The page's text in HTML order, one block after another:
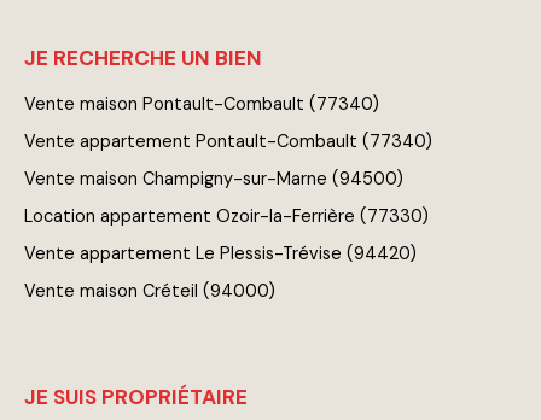
JE RECHERCHE UN BIEN
Vente maison Pontault-Combault (77340)
Vente appartement Pontault-Combault (77340)
Vente maison Champigny-sur-Marne (94500)
Location appartement Ozoir-la-Ferrière (77330)
Vente appartement Le Plessis-Trévise (94420)
Vente maison Créteil (94000)
JE SUIS PROPRIÉTAIRE